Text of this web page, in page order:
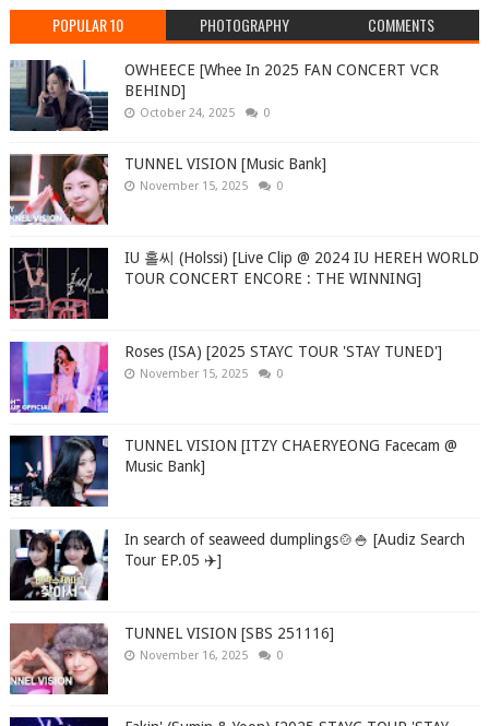
POPULAR 10 PHOTOGRAPHY COMMENTS
OWHEECE [Whee In 2025 FAN CONCERT VCR
BEHIND]
October 24, 2025 0
TUNNEL VISION [Music Bank]
November 15, 2025 0
IU 홀씨 (Holssi) [Live Clip @ 2024 IU HEREH WORLD
TOUR CONCERT ENCORE : THE WINNING]
Roses (ISA) [2025 STAYC TOUR 'STAY TUNED']
November 15, 2025 0
TUNNEL VISION [ITZY CHAERYEONG Facecam @
Music Bank]
In search of seaweed dumplings🍲🍚 [Audiz Search
Tour EP.05 ✈️]
TUNNEL VISION [SBS 251116]
November 16, 2025 0